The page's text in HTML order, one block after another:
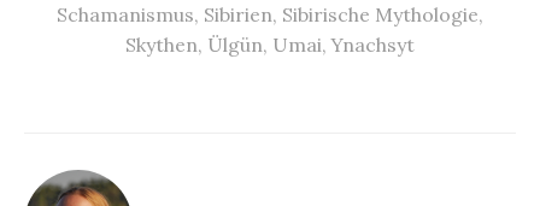
Schamanismus, Sibirien, Sibirische Mythologie,
Skythen, Ülgün, Umai,Ynachsyt